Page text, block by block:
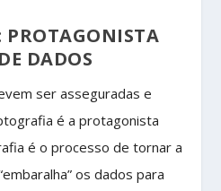
PROTAGONISTA
DADOS
ser asseguradas e
é a protagonista
é o processo de tornar a
os dados para